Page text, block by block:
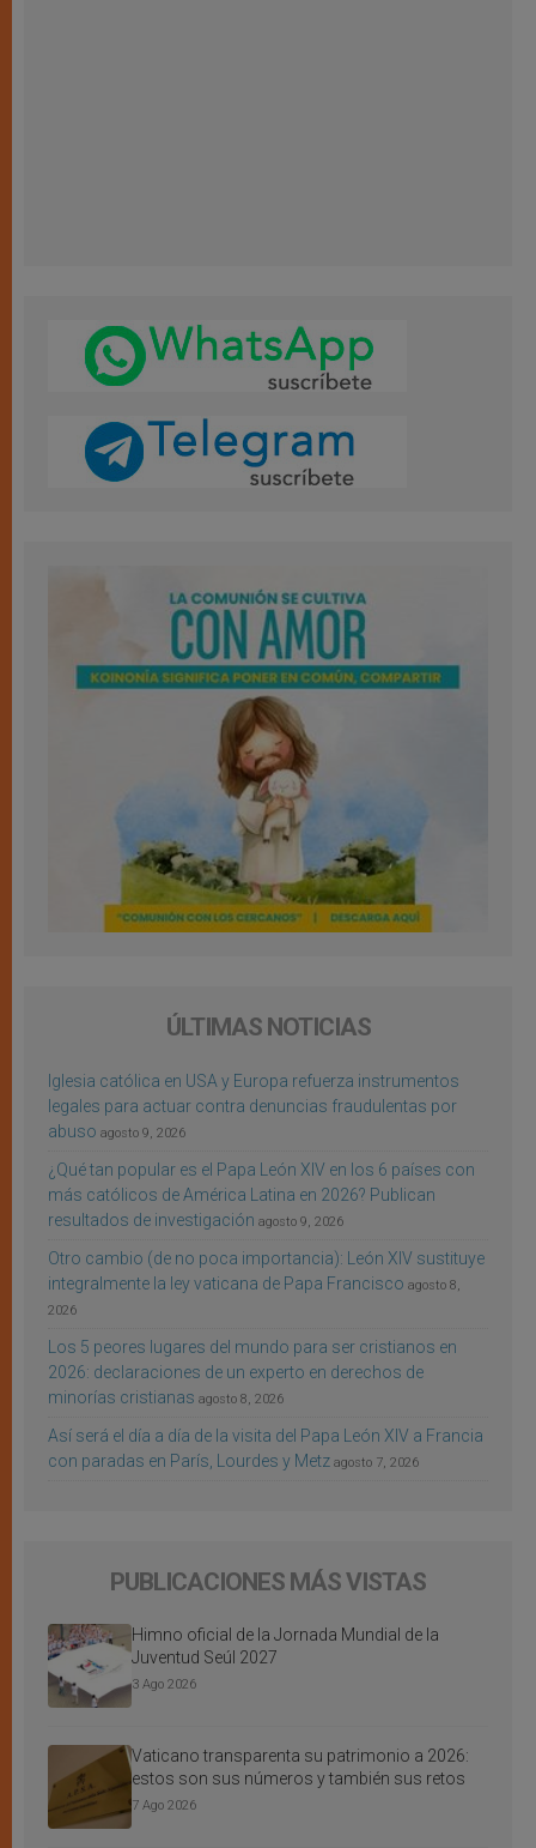
ÚLTIMAS NOTICIAS
Iglesia católica en USA y Europa refuerza instrumentos
legales para actuar contra denuncias fraudulentas por
abuso agosto 9, 2026
¿Qué tan popular es el Papa León XIV en los 6 países con
más católicos de América Latina en 2026? Publican
resultados de investigación agosto 9, 2026
Otro cambio (de no poca importancia): León XIV sustituye
integralmente la ley vaticana de Papa Francisco agosto 8,
2026
Los 5 peores lugares del mundo para ser cristianos en
2026: declaraciones de un experto en derechos de
minorías cristianas agosto 8, 2026
Así será el día a día de la visita del Papa León XIV a Francia
con paradas en París, Lourdes y Metz agosto 7, 2026
PUBLICACIONES MÁS VISTAS
Himno oficial de la Jornada Mundial de la
Juventud Seúl 2027
3 Ago 2026
Vaticano transparenta su patrimonio a 2026:
estos son sus números y también sus retos
7 Ago 2026